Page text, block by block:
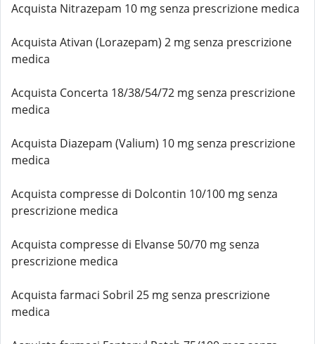
Acquista Nitrazepam 10 mg senza prescrizione medica
Acquista Ativan (Lorazepam) 2 mg senza prescrizione
medica
Acquista Concerta 18/38/54/72 mg senza prescrizione
medica
Acquista Diazepam (Valium) 10 mg senza prescrizione
medica
Acquista compresse di Dolcontin 10/100 mg senza
prescrizione medica
Acquista compresse di Elvanse 50/70 mg senza
prescrizione medica
Acquista farmaci Sobril 25 mg senza prescrizione
medica